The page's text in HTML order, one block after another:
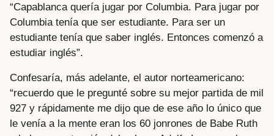
“Capablanca quería jugar por Columbia. Para jugar por
Columbia tenía que ser estudiante. Para ser un
estudiante tenía que saber inglés. Entonces comenzó a
estudiar inglés”.
Confesaría, más adelante, el autor norteamericano:
“recuerdo que le pregunté sobre su mejor partida de mil
927 y rápidamente me dijo que de ese año lo único que
le venía a la mente eran los 60 jonrones de Babe Ruth